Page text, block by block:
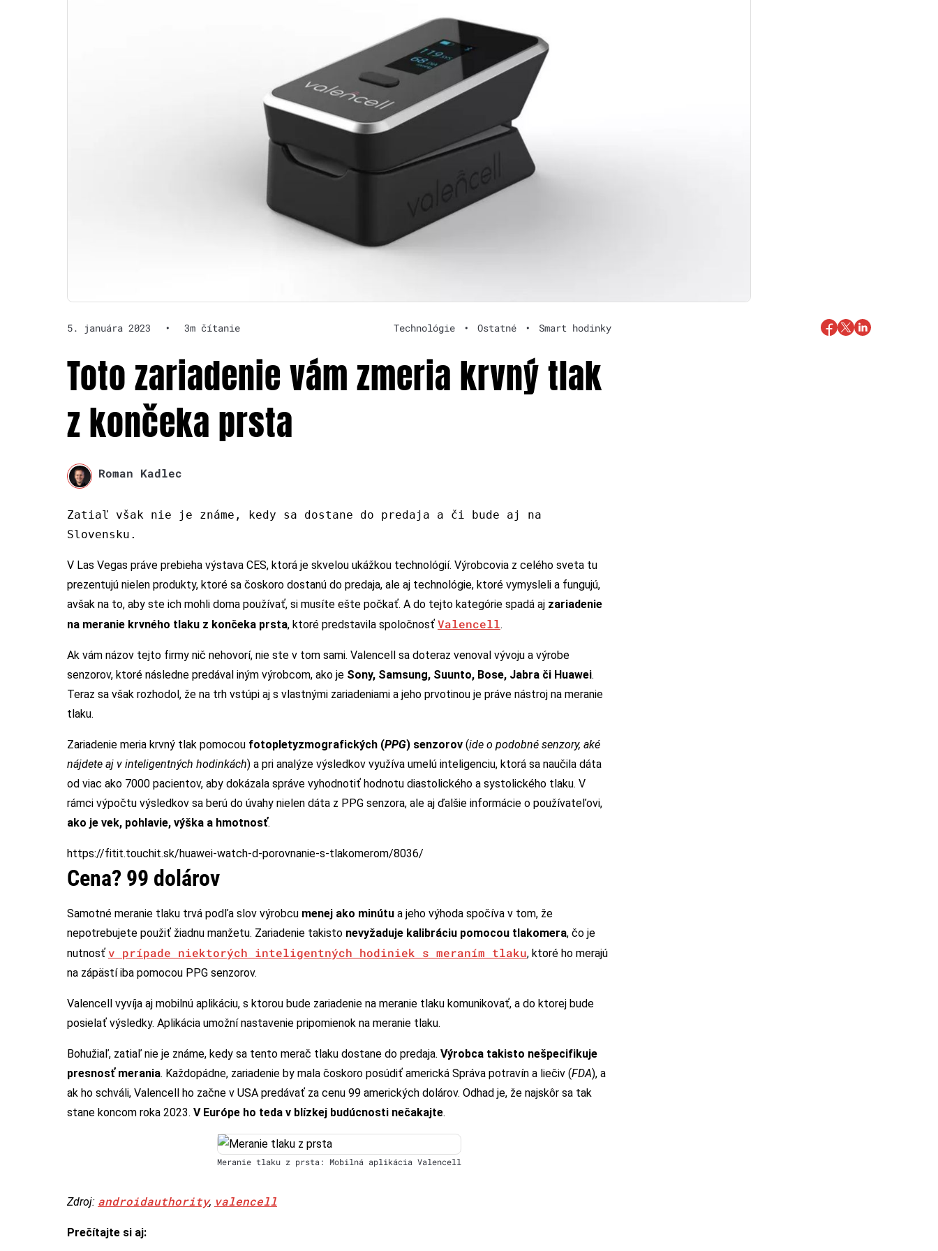
5. januára 2023 • 3m čítanie Technológie • Ostatné • Smart hodinky
Toto zariadenie vám zmeria krvný tlak
z končeka prsta
Roman Kadlec
Zatiaľ však nie je známe, kedy sa dostane do predaja a či bude aj na
Slovensku.
V Las Vegas práve prebieha výstava CES, ktorá je skvelou ukážkou technológií. Výrobcovia z celého sveta tu
prezentujú nielen produkty, ktoré sa čoskoro dostanú do predaja, ale aj technológie, ktoré vymysleli a fungujú,
avšak na to, aby ste ich mohli doma používať, si musíte ešte počkať. A do tejto kategórie spadá aj zariadenie
na meranie krvného tlaku z končeka prsta, ktoré predstavila spoločnosť Valencell.
Ak vám názov tejto firmy nič nehovorí, nie ste v tom sami. Valencell sa doteraz venoval vývoju a výrobe
senzorov, ktoré následne predával iným výrobcom, ako je Sony, Samsung, Suunto, Bose, Jabra či Huawei.
Teraz sa však rozhodol, že na trh vstúpi aj s vlastnými zariadeniami a jeho prvotinou je práve nástroj na meranie
tlaku.
Zariadenie meria krvný tlak pomocou fotopletyzmografických (PPG) senzorov (ide o podobné senzory, aké
nájdete aj v inteligentných hodinkách) a pri analýze výsledkov využíva umelú inteligenciu, ktorá sa naučila dáta
od viac ako 7000 pacientov, aby dokázala správe vyhodnotiť hodnotu diastolického a systolického tlaku. V
rámci výpočtu výsledkov sa berú do úvahy nielen dáta z PPG senzora, ale aj ďalšie informácie o používateľovi,
ako je vek, pohlavie, výška a hmotnosť.
https://fitit.touchit.sk/huawei-watch-d-porovnanie-s-tlakomerom/8036/
Cena? 99 dolárov
Samotné meranie tlaku trvá podľa slov výrobcu menej ako minútu a jeho výhoda spočíva v tom, že
nepotrebujete použiť žiadnu manžetu. Zariadenie takisto nevyžaduje kalibráciu pomocou tlakomera, čo je
nutnosť v prípade niektorých inteligentných hodiniek s meraním tlaku, ktoré ho merajú
na zápästí iba pomocou PPG senzorov.
Valencell vyvíja aj mobilnú aplikáciu, s ktorou bude zariadenie na meranie tlaku komunikovať, a do ktorej bude
posielať výsledky. Aplikácia umožní nastavenie pripomienok na meranie tlaku.
Bohužiaľ, zatiaľ nie je známe, kedy sa tento merač tlaku dostane do predaja. Výrobca takisto nešpecifikuje
presnosť merania. Každopádne, zariadenie by mala čoskoro posúdiť americká Správa potravín a liečiv (FDA), a
ak ho schváli, Valencell ho začne v USA predávať za cenu 99 amerických dolárov. Odhad je, že najskôr sa tak
stane koncom roka 2023. V Európe ho teda v blízkej budúcnosti nečakajte.
Meranie tlaku z prsta: Mobilná aplikácia Valencell
Zdroj: androidauthority, valencell
Prečítajte si aj: